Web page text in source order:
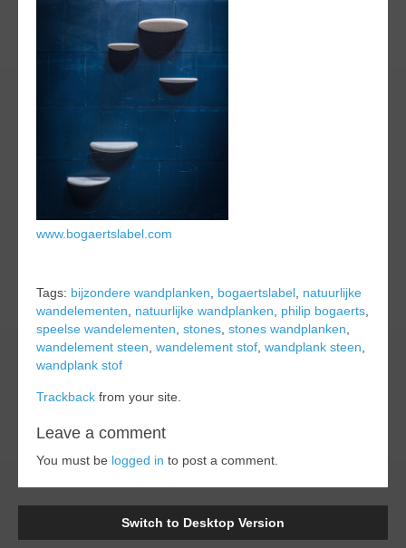
www.bogaertslabel.com
Tags: bijzondere wandplanken bogaertslabel natuurlijke
wandelementen
natuurlijke wandplanken philip bogaerts
speelse wandelementen stones stones wandplanken
wandelement steen wandelement stof wandplank steen
wandplank stof
Trackback from your site.
Leave a comment
You must be logged in to post a comment.
Switch to Desktop Version